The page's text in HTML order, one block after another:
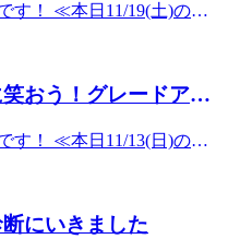
どの辛い症状が大分まし
生活を続けると、また「う
られた方
になってから来られるこ
いですよね。 是非、
土)のご
空いてない時間でもお電
ただきます。 こんに
り、
ん」と伸ばしていきま
ススメです。 施術
おう！グレードアッ
日)のご
もお電話でお問い合わせ
ご案内させていただきま
にいきました